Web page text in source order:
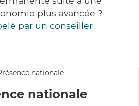
plus avancée ?
par un conseiller
nationale